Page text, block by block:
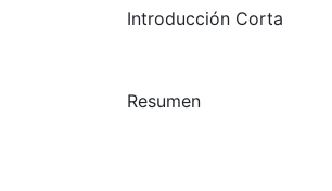
Introducción Corta
Resumen